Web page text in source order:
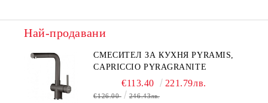
Най-продавани
СМЕСИТЕЛ ЗА КУХНЯ PYRAMIS,
CAPRICCIO PYRAGRANITE
€113.40 221.79лв.
€126.00 246.43лв.